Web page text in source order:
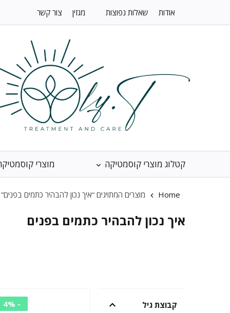
אודות שאלות נפוצות מגזין צור קשר
קטלוג מוצרי קוסמטיקה מוצרי
Home מוצרים המתויגים “איך נכון להבהיר כתמים בפנים”
איך נכון להבהיר כתמים בפנים
קבוצת גיל
- 4%